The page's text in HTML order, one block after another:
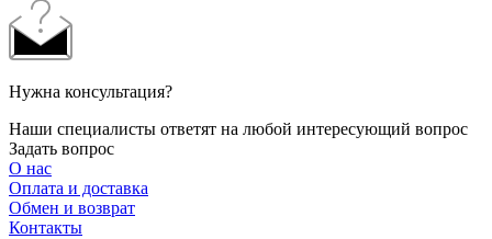
Нужна консультация?
Наши специалисты ответят на любой интересующий вопрос
Задать вопрос
О нас
Оплата и доставка
Обмен и возврат
Контакты